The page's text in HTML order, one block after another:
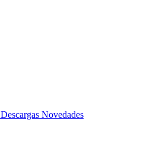
Descargas Novedades